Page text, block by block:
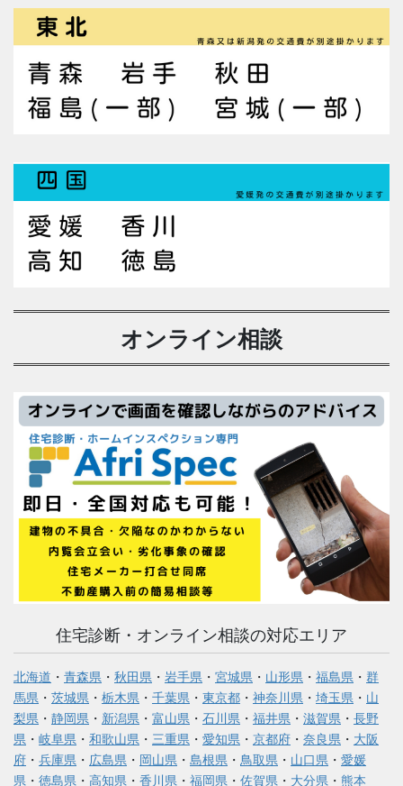
オンライン相談
住宅診断・オンライン相談の対応エリア
北海道 ・ 青森県 ・ 秋田県 ・ 岩手県 ・ 宮城県 ・ 山形県 ・ 福島県 ・ 群
馬県 ・ 茨城県 ・ 栃木県 ・ 千葉県 ・ 東京都 ・ 神奈川県 ・ 埼玉県 ・ 山
梨県 ・ 静岡県 ・ 新潟県 ・ 富山県 ・ 石川県 ・ 福井県 ・ 滋賀県 ・ 長野
県 ・ 岐阜県 ・ 和歌山県 ・ 三重県 ・ 愛知県 ・ 京都府 ・ 奈良県 ・ 大阪
府 ・ 兵庫県 ・ 広島県 ・ 岡山県 ・ 島根県 ・ 鳥取県 ・ 山口県 ・ 愛媛
県 ・ 徳島県 ・ 高知県 ・ 香川県 ・ 福岡県 ・ 佐賀県 ・ 大分県 ・ 熊本